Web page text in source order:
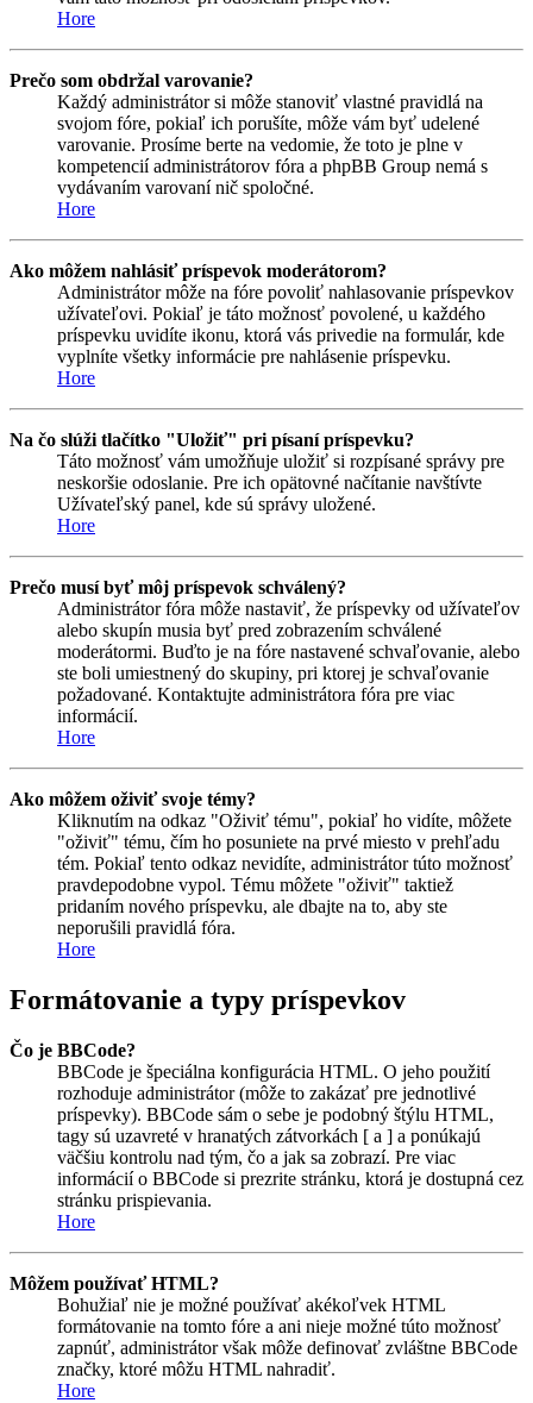
Hore
Prečo som obdržal varovanie?
Každý administrátor si môže stanoviť vlastné pravidlá na
svojom fóre, pokiaľ ich porušíte, môže vám byť udelené
varovanie. Prosíme berte na vedomie, že toto je plne v
kompetencií administrátorov fóra a phpBB Group nemá s
vydávaním varovaní nič spoločné.
Hore
Ako môžem nahlásiť príspevok moderátorom?
Administrátor môže na fóre povoliť nahlasovanie príspevkov
užívateľovi. Pokiaľ je táto možnosť povolené, u každého
príspevku uvidíte ikonu, ktorá vás privedie na formulár, kde
vyplníte všetky informácie pre nahlásenie príspevku.
Hore
Na čo slúži tlačítko "Uložiť" pri písaní príspevku?
Táto možnosť vám umožňuje uložiť si rozpísané správy pre
neskoršie odoslanie. Pre ich opätovné načítanie navštívte
Užívateľský panel, kde sú správy uložené.
Hore
Prečo musí byť môj príspevok schválený?
Administrátor fóra môže nastaviť, že príspevky od užívateľov
alebo skupín musia byť pred zobrazením schválené
moderátormi. Buďto je na fóre nastavené schvaľovanie, alebo
ste boli umiestnený do skupiny, pri ktorej je schvaľovanie
požadované. Kontaktujte administrátora fóra pre viac
informácií.
Hore
Ako môžem oživiť svoje témy?
Kliknutím na odkaz "Oživiť tému", pokiaľ ho vidíte, môžete
"oživiť" tému, čím ho posuniete na prvé miesto v prehľadu
tém. Pokiaľ tento odkaz nevidíte, administrátor túto možnosť
pravdepodobne vypol. Tému môžete "oživiť" taktiež
pridaním nového príspevku, ale dbajte na to, aby ste
neporušili pravidlá fóra.
Hore
Formátovanie a typy príspevkov
Čo je BBCode?
BBCode je špeciálna konfigurácia HTML. O jeho použití
rozhoduje administrátor (môže to zakázať pre jednotlivé
príspevky). BBCode sám o sebe je podobný štýlu HTML,
tagy sú uzavreté v hranatých zátvorkách [ a ] a ponúkajú
väčšiu kontrolu nad tým, čo a jak sa zobrazí. Pre viac
informácií o BBCode si prezrite stránku, ktorá je dostupná cez
stránku prispievania.
Hore
Môžem používať HTML?
Bohužiaľ nie je možné používať akékoľvek HTML
formátovanie na tomto fóre a ani nieje možné túto možnosť
zapnúť, administrátor však môže definovať zvláštne BBCode
značky, ktoré môžu HTML nahradiť.
Hore